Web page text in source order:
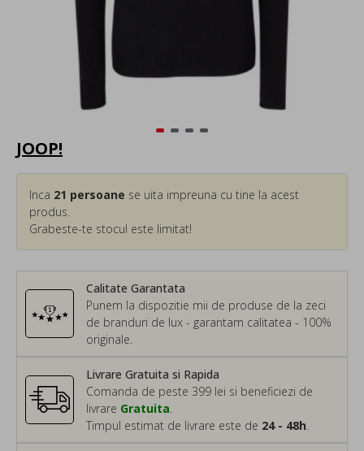
JOOP!
Calitate Garantata
Punem la dispozitie mii de produse de la zeci
de branduri de lux - garantam calitatea - 100%
originale.
Inca 21 persoane se uita impreuna cu tine la acest
produs.
Grabeste-te stocul este limitat!
Livrare Gratuita si Rapida
Comanda de peste 399 lei si beneficiezi de
livrare Gratuita
Timpul estimat de livrare este de 24 - 48h